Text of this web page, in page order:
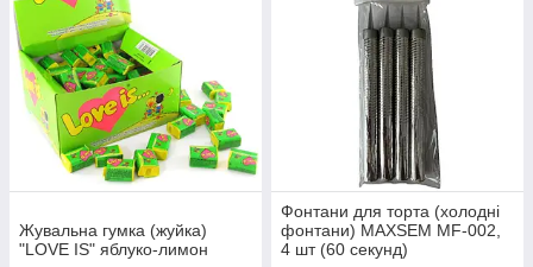
Жувальна гумка (жуйка)
"LOVE IS" яблуко-лимон
Фонтани для торта (холодні
фонтани) MAXSEM MF-002,
4 шт (60 секунд)